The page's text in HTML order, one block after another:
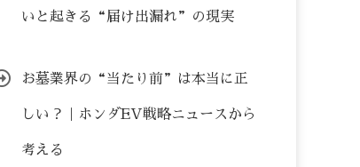
いと起きる“届け出漏れ”の現実
お墓業界の“当たり前”は本当に正
しい？｜ホンダEV戦略ニュースから
考える